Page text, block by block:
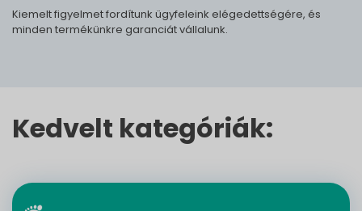
Kiemelt figyelmet fordítunk ügyfeleink elégedettségére, és
minden termékünkre garanciát vállalunk.
Kedvelt kategóriák: